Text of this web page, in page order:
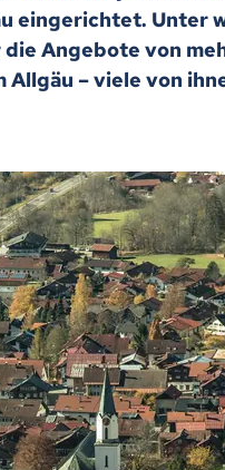
eingerichtet. Unter
Angebote von
Allgäu – viele von